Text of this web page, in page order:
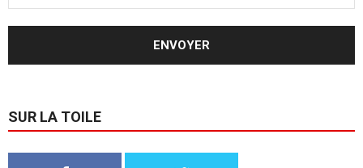
SUR LA TOILE